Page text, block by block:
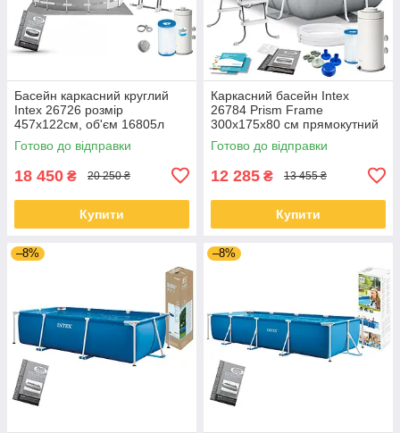
Басейн каркасний круглий
Intex 26726 розмір
457x122см, об'єм 16805л
(картриджний фільтр-насос,
драбина, тент, підкладка)
Готово до відправки
18 450 ₴ 20 250 ₴
Купити
Каркасний басейн Intex
26784 Prism Frame
300х175х80 см прямокутний
з фільтр-насосом та
драбиною
Готово до відправки
12 285 ₴ 13 455 ₴
Купити
–8% –8%